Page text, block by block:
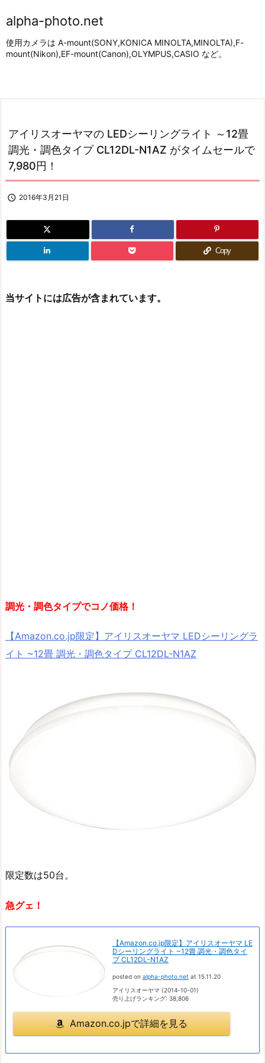
alpha-photo.net
使用カメラは A-mount(SONY,KONICA MINOLTA,MINOLTA),F-
mount(Nikon),EF-mount(Canon),OLYMPUS,CASIO など。
アイリスオーヤマの LEDシーリングライト ～12畳
調光・調色タイプ CL12DL-N1AZ がタイムセールで
7,980円！
 2016年3月21日
Copy
当サイトには広告が含まれています。
調光・調色タイプでコノ価格！
【Amazon.co.jp限定】アイリスオーヤマ LEDシーリングラ
イト ~12畳 調光・調色タイプ CL12DL-N1AZ
限定数は50台。
急グェ！
【Amazon.co.jp限定】アイリスオーヤマ LE
Dシーリングライト ~12畳 調光・調色タイ
プ CL12DL-N1AZ
posted on alpha-photo.net at 15.11.20
アイリスオーヤマ (2014-10-01)
売り上げランキング: 38,806
Amazon.co.jpで詳細を見る